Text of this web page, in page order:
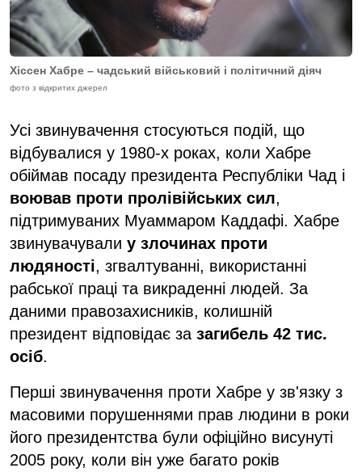
Хіссен Хабре – чадський військовий і політичний діяч
фото з відкритих джерел
Усі звинувачення стосуються подій, що
відбувалися у 1980-х роках, коли Хабре
обіймав посаду президента Республіки Чад і
воював проти пролівійських сил,
підтримуваних Муаммаром Каддафі. Хабре
звинувачували у злочинах проти
людяності, згвалтуванні, використанні
рабської праці та викраденні людей. За
даними правозахисників, колишній
президент відповідає за загибель 42 тис.
осіб.
Перші звинувачення проти Хабре у зв'язку з
масовими порушеннями прав людини в роки
його президентства були офіційно висунуті
2005 року, коли він уже багато років